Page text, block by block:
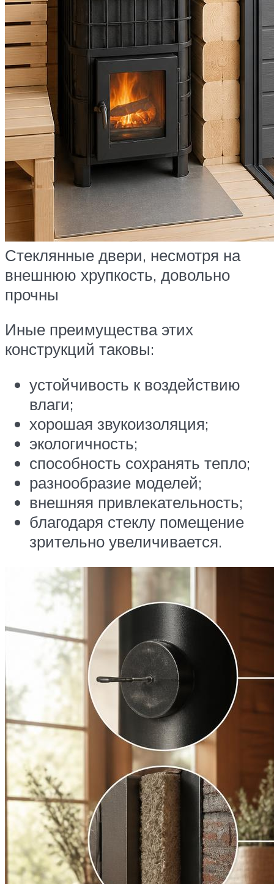
Стеклянные двери, несмотря на
внешнюю хрупкость, довольно
прочны
Иные преимущества этих
конструкций таковы:
устойчивость к воздействию
влаги;
хорошая звукоизоляция;
экологичность;
способность сохранять тепло;
разнообразие моделей;
внешняя привлекательность;
благодаря стеклу помещение
зрительно увеличивается.